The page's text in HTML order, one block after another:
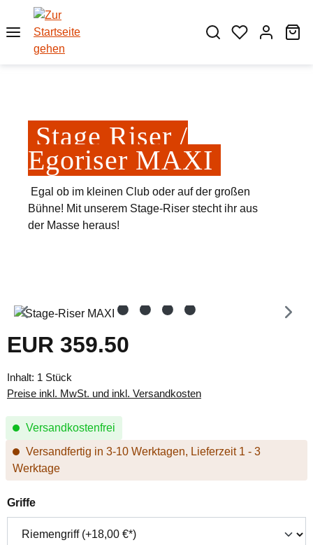
Zum Hauptinhalt springen
Stage Riser /
Egoriser MAXI
Egal ob im kleinen Club oder auf der großen
Bühne! Mit unserem Stage-Riser stecht ihr aus
der Masse heraus!
Bildergalerie überspringen
Regulärer Preis:
EUR 359.50
Inhalt: 1 Stück
Preise inkl. MwSt. und inkl. Versandkosten
Versandkostenfrei
Versandfertig in 3-10 Werktagen, Lieferzeit 1 - 3
Werktage
Griffeauswählen